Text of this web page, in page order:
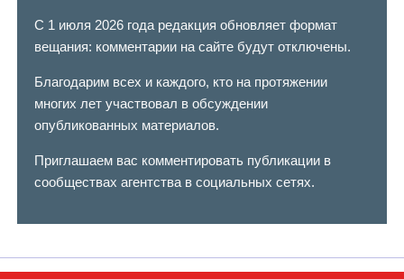
С 1 июля 2026 года редакция обновляет формат
вещания: комментарии на сайте будут отключены.
Благодарим всех и каждого, кто на протяжении
многих лет участвовал в обсуждении
опубликованных материалов.
Приглашаем вас комментировать публикации в
сообществах агентства в социальных сетях.